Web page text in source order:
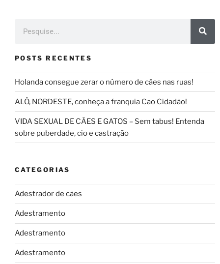
POSTS RECENTES
Holanda consegue zerar o número de cães nas ruas!
ALÔ, NORDESTE, conheça a franquia Cao Cidadão!
VIDA SEXUAL DE CÃES E GATOS – Sem tabus! Entenda
sobre puberdade, cio e castração
CATEGORIAS
Adestrador de cães
Adestramento
Adestramento
Adestramento